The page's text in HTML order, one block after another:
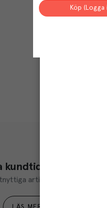
Köp (Logga
kundtidningar
artiklar och ta del av